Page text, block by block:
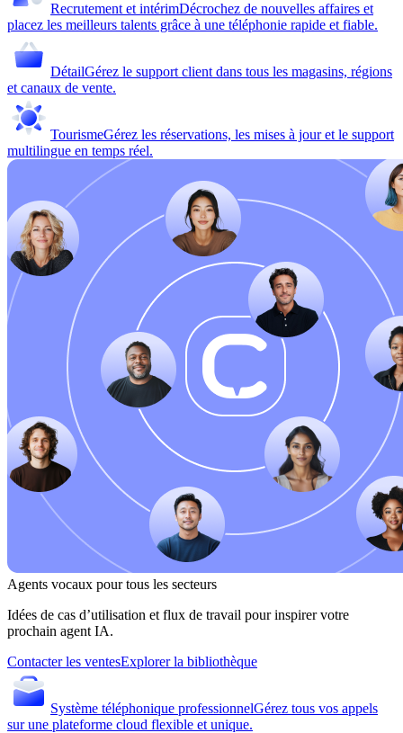
Recrutement et intérimDécrochez de nouvelles affaires et
placez les meilleurs talents grâce à une téléphonie rapide et fiable.
DétailGérez le support client dans tous les magasins, régions
et canaux de vente.
TourismeGérez les réservations, les mises à jour et le support
multilingue en temps réel.
Agents vocaux pour tous les secteurs
Idées de cas d’utilisation et flux de travail pour inspirer votre
prochain agent IA.
Contacter les ventesExplorer la bibliothèque
Système téléphonique professionnelGérez tous vos appels
sur une plateforme cloud flexible et unique.